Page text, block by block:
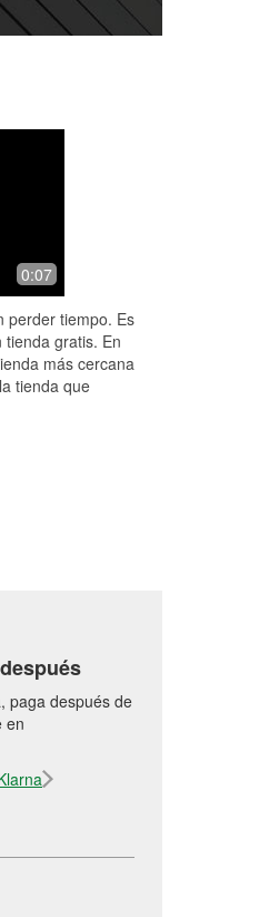
me
was
Jeremiah
0:07
perder tiempo. Es
gratis. En
más cercana
tienda que
paga después de
en